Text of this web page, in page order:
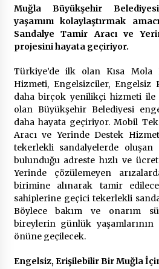
2 ay ago
HAYIRSEVER DİNÇER
DESTEK
2 ay ago
Mobil Tekerlekli
Muğla İçin Yollarda
2 ay ago
Saadet Partisi
Başkan Aras “Bizler
Kuran İşler İçin
9 ay ago
Seydikemer
Muğla Büyükşehir
yaşamını kolaylaştırmak
Sandalye Tamir Aracı ve
projesini hayata geçiriyor.
Türkiye’de ilk olan Kısa Mola
Hizmeti, Engelsizciler, Engelsiz
daha birçok yenilikçi hizmeti ile
olan Büyükşehir Belediyesi
daha hayata geçiriyor. Mobil
Aracı ve Yerinde Destek
tekerlekli sandalyelerde oluşan
bulunduğu adreste hızlı ve
Yerinde çözülemeyen
birimine alınarak tamir
sahiplerine geçici tekerlekli
Böylece bakım ve onarım
bireylerin günlük yaşamlarının
önüne geçilecek.
Engelsiz, Erişilebilir Bir Muğla